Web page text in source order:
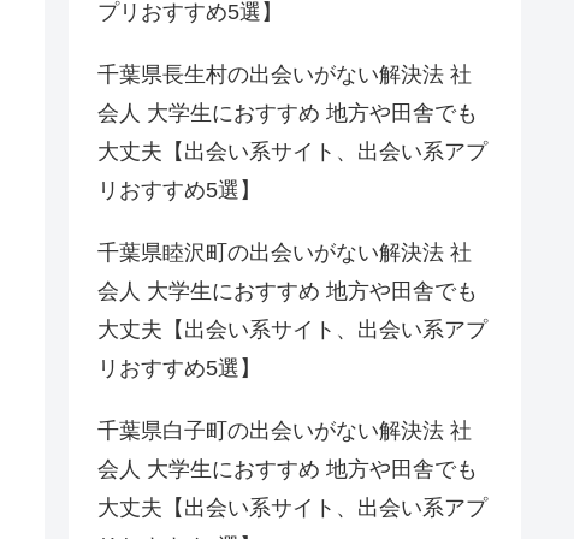
プリおすすめ5選】
千葉県長生村の出会いがない解決法 社
会人 大学生におすすめ 地方や田舎でも
大丈夫【出会い系サイト、出会い系アプ
リおすすめ5選】
千葉県睦沢町の出会いがない解決法 社
会人 大学生におすすめ 地方や田舎でも
大丈夫【出会い系サイト、出会い系アプ
リおすすめ5選】
千葉県白子町の出会いがない解決法 社
会人 大学生におすすめ 地方や田舎でも
大丈夫【出会い系サイト、出会い系アプ